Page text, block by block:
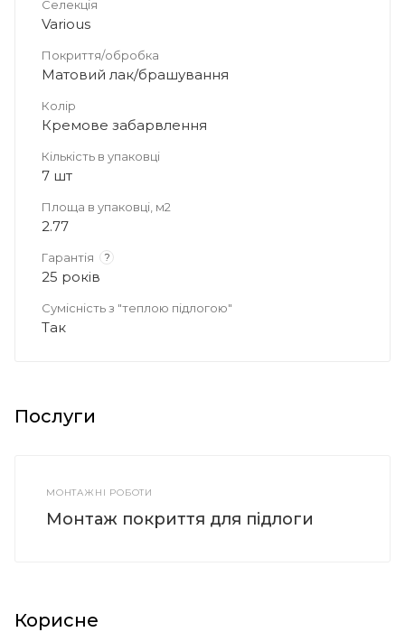
Селекція
Various
Покриття/обробка
Матовий лак/брашування
Колір
Кремове забарвлення
Кількість в упаковці
7 шт
Площа в упаковці, м2
2.77
Гарантія ?
25 років
Сумісність з "теплою підлогою"
Так
Послуги
МОНТАЖНІ РОБОТИ
Монтаж покриття для підлоги
Корисне